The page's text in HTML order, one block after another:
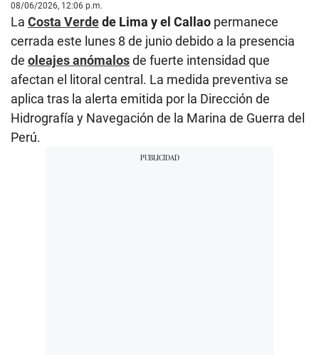
08/06/2026, 12:06 p.m.
La Costa Verdede Lima y el Callao permanece
cerrada este lunes 8 de junio debido a la presencia
de oleajes anómalosde fuerte intensidad que
afectan el litoral central. La medida preventiva se
aplica tras la alerta emitida por la Dirección de
Hidrografía y Navegación de la Marina de Guerra del
Perú.